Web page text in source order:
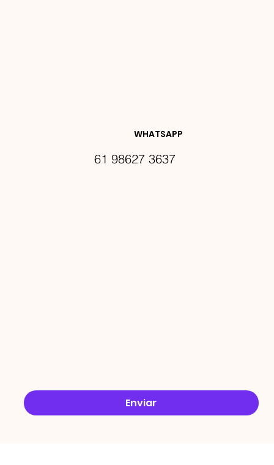
DES E
Enviar
WHATSAPP
61 98627 3637